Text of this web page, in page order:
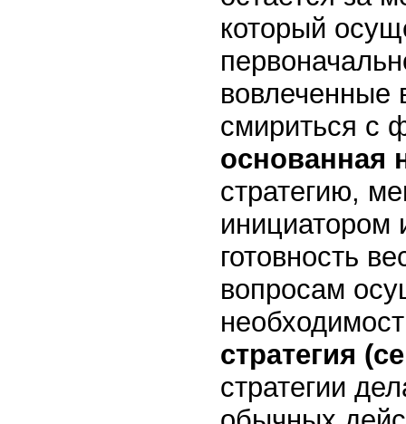
который
вовлеченные
смириться с
основанная
стратегию,
инициатором
готовность
вопросам
стратегия
стратегии